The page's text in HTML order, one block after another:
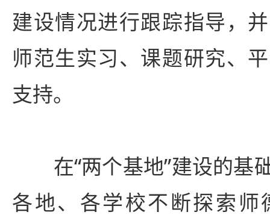
建设情况进行跟踪指导，
师范生实习、课题研究、
支持。
在“两个基地”建设的基
各地、各学校不断探索师